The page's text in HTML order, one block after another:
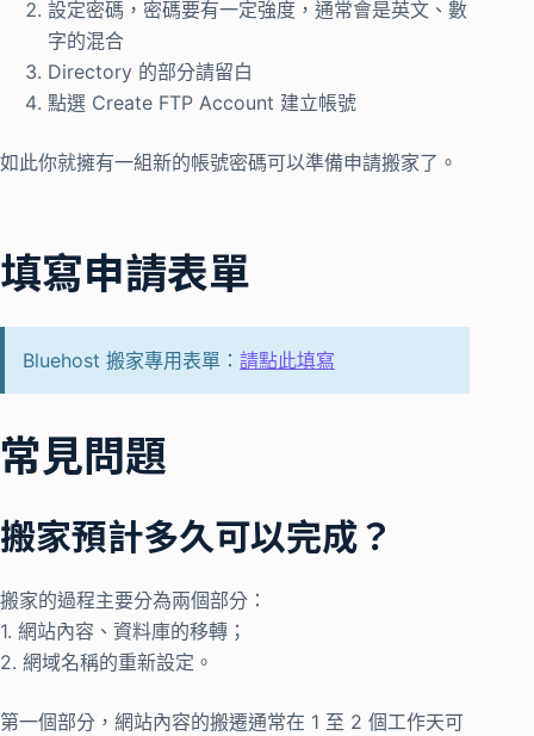
設定密碼，密碼要有一定強度，通常會是英文、數
字的混合
Directory 的部分請留白
點選 Create FTP Account 建立帳號
如此你就擁有一組新的帳號密碼可以準備申請搬家了。
填寫申請表單
Bluehost 搬家專用表單： 請點此填寫
常見問題
搬家預計多久可以完成？
搬家的過程主要分為兩個部分：
1. 網站內容、資料庫的移轉；
2. 網域名稱的重新設定。
第一個部分，網站內容的搬遷通常在 1 至 2 個工作天可